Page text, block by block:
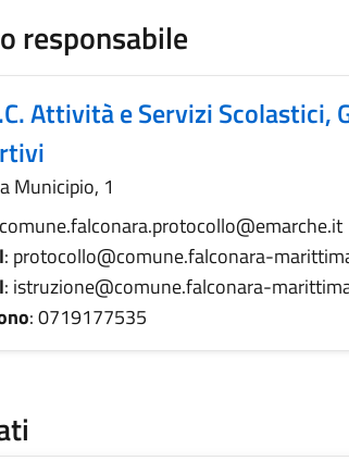
responsabile
Attività e Servizi Scolastici,
Municipio, 1
: protocollo@comune.falconara-
: istruzione@comune.falconara-
: 0719177535